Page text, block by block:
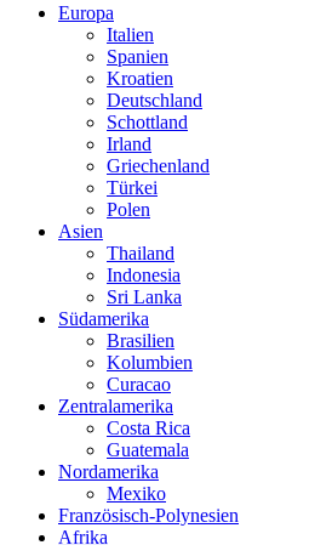
Europa
Italien
Spanien
Kroatien
Deutschland
Schottland
Irland
Griechenland
Türkei
Polen
Asien
Thailand
Indonesia
Sri Lanka
Südamerika
Brasilien
Kolumbien
Curacao
Zentralamerika
Costa Rica
Guatemala
Nordamerika
Mexiko
Französisch-Polynesien
Afrika